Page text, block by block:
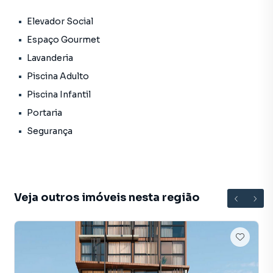
• Portaria
• Segurança
• Finalidade: Residencial
Studio para Venda em região valorizada do bairro
Aeroclube, em João Pessoa. Não encontrou o que
A Shopping Imóveis tem mais opções de apartamentos,
e barracões para venda ou locação, além de
empreendimentos em construção ou lançamentos na
planta em Aeroclube e em outras regiões de João Pessoa.
Elevador Social
Espaço Gourmet
Lavanderia
Piscina Adulto
Piscina Infantil
Portaria
Segurança
Veja outros imóveis nesta região